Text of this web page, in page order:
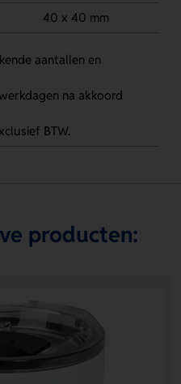
40 x 40 mm
aantallen en
na akkoord
BTW.
producten: